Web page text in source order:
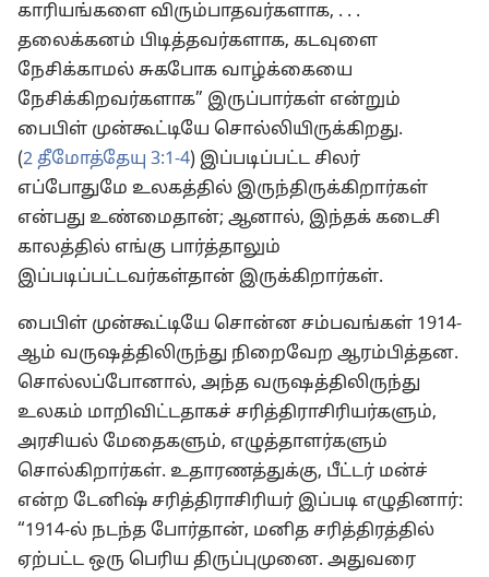
காரியங்களை விரும்பாதவர்களாக, . . .
தலைக்கனம் பிடித்தவர்களாக, கடவுளை
நேசிக்காமல் சுகபோக வாழ்க்கையை
நேசிக்கிறவர்களாக” இருப்பார்கள் என்றும்
பைபிள் முன்கூட்டியே சொல்லியிருக்கிறது.
(2 தீமோத்தேயு 3:1-4) இப்படிப்பட்ட சிலர்
எப்போதுமே உலகத்தில் இருந்திருக்கிறார்கள்
என்பது உண்மைதான்; ஆனால், இந்தக் கடைசி
காலத்தில் எங்கு பார்த்தாலும்
இப்படிப்பட்டவர்கள்தான் இருக்கிறார்கள்.
பைபிள் முன்கூட்டியே சொன்ன சம்பவங்கள் 1914-
ஆம் வருஷத்திலிருந்து நிறைவேற ஆரம்பித்தன.
சொல்லப்போனால், அந்த வருஷத்திலிருந்து
உலகம் மாறிவிட்டதாகச் சரித்திராசிரியர்களும்,
அரசியல் மேதைகளும், எழுத்தாளர்களும்
சொல்கிறார்கள். உதாரணத்துக்கு, பீட்டர் மன்ச்
என்ற டேனிஷ் சரித்திராசிரியர் இப்படி எழுதினார்:
“1914-ல் நடந்த போர்தான், மனித சரித்திரத்தில்
ஏற்பட்ட ஒரு பெரிய திருப்புமுனை. அதுவரை